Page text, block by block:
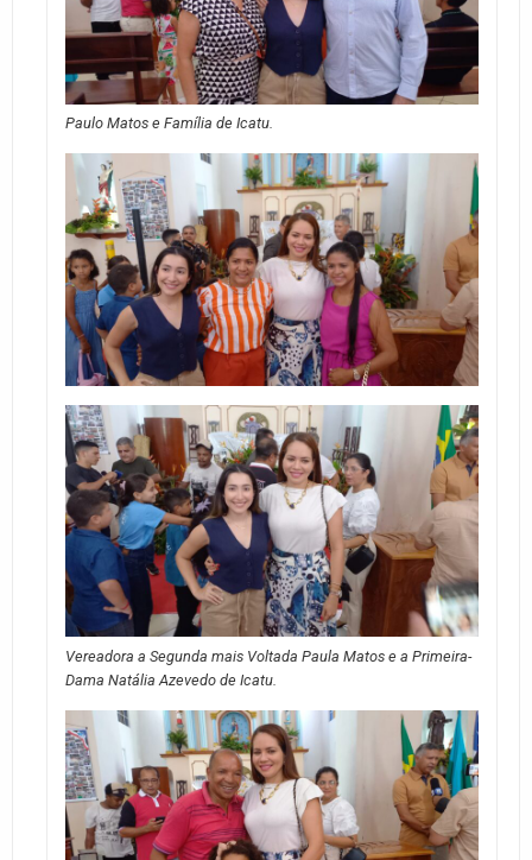
Paulo Matos e Família de Icatu.
Vereadora a Segunda mais Voltada Paula Matos e a Primeira-
Dama Natália Azevedo de Icatu.